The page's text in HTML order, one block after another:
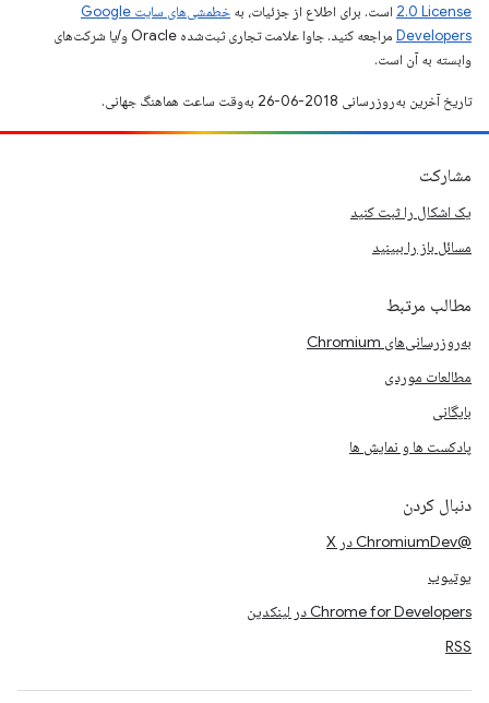
2.0 License است. برای اطلاع از جزئیات، به
خطمشی‌های سایت Google
Developers‏
مراجعه کنید. جاوا علامت تجاری ثبت‌شده Oracle و/یا شرکت‌های
وابسته به آن است.
تاریخ آخرین به‌روزرسانی 2018-06-26 به‌وقت ساعت هماهنگ جهانی.
مشارکت
یک اشکال را ثبت کنید
مسائل باز را ببینید
مطالب مرتبط
به‌روزرسانی‌های Chromium
مطالعات موردی
بایگانی
پادکست ها و نمایش ها
دنبال کردن
@ChromiumDev در X
یوتیوب
Chrome for Developers در لینکدین
RSS